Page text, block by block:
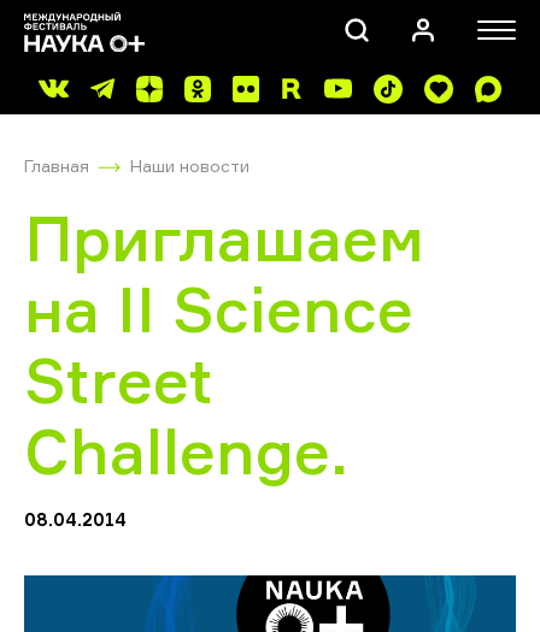
ПОИСК
Главная Наши новости
Приглашаем
на II Science
Street
Challenge.
08.04.2014